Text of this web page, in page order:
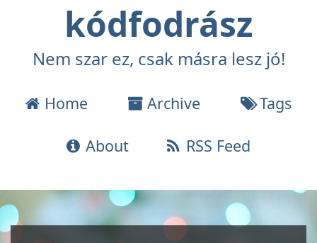
kódfodrász
Nem szar ez, csak másra lesz jó!
Home Archive Tags
About RSS Feed